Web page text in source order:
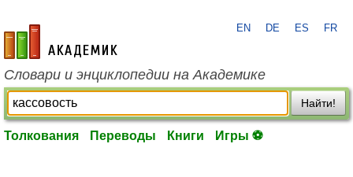
academic.ru
EN DE ES FR
Словари и энциклопедии на Академике
Найти!
Толкования Переводы Книги Игры ⚽